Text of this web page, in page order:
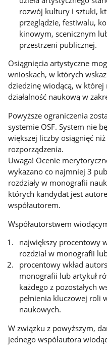
rozwój kultury i sztuki,
przeglądzie, festiwalu,
kinowym, scenicznym
przestrzeni publicznej.
Osiągnięcia artystyczne
wnioskach, w których
dziedzinę wiodącą, w
działalność naukową w
Powyższe ograniczenia
systemie OSF. System nie
większej liczby osiągnięć
rozporządzenia.
Uwaga! Ocenie
wykazano co najmniej 3
rozdziały w monografii
których kandydat jest
współautorem.
Współautorstwem
największy procentowy
rozdział w monografii
procentowy wkład
monografii lub artykuł
każdego z pozostałych
pełnienia kluczowej roli
naukowych.
W związku z powyższym,
jednego współautora